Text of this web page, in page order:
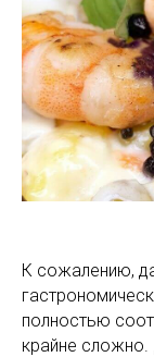
К сожалению,
полностью
крайне сложно.